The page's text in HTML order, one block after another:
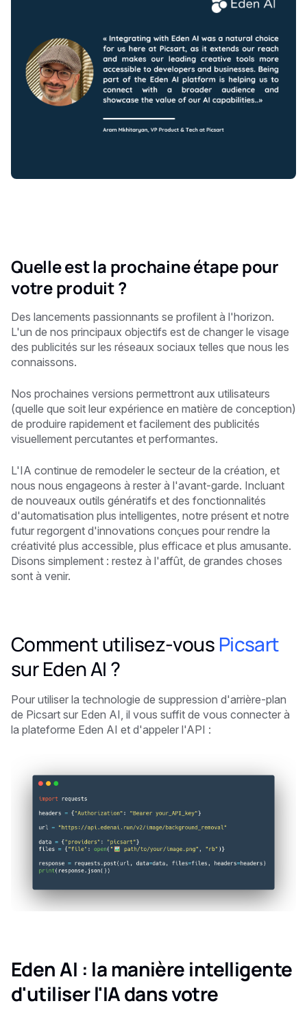
Quelle est la prochaine étape pour
votre produit ?
Des lancements passionnants se profilent à l'horizon.
L'un de nos principaux objectifs est de changer le visage
des publicités sur les réseaux sociaux telles que nous les
connaissons.
Nos prochaines versions permettront aux utilisateurs
(quelle que soit leur expérience en matière de conception)
de produire rapidement et facilement des publicités
visuellement percutantes et performantes.
L'IA continue de remodeler le secteur de la création, et
nous nous engageons à rester à l'avant-garde. Incluant
de nouveaux outils génératifs et des fonctionnalités
d'automatisation plus intelligentes, notre présent et notre
futur regorgent d'innovations conçues pour rendre la
créativité plus accessible, plus efficace et plus amusante.
Disons simplement : restez à l'affût, de grandes choses
sont à venir.
Comment utilisez-vous Picsart
sur Eden AI ?
Pour utiliser la technologie de suppression d'arrière-plan
de Picsart sur Eden AI, il vous suffit de vous connecter à
la plateforme Eden AI et d'appeler l'API :
Eden AI : la manière intelligente
d'utiliser l'IA dans votre